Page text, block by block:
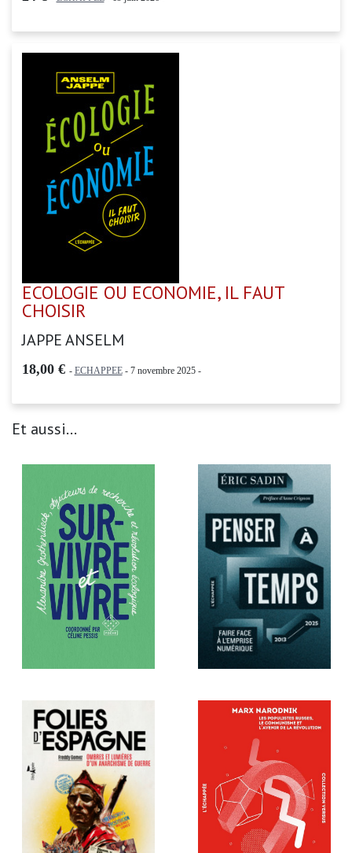
ECOLOGIE OU ECONOMIE, IL FAUT
CHOISIR
JAPPE ANSELM
18,00 € - ECHAPPEE- 7 novembre 2025 -
Et aussi...